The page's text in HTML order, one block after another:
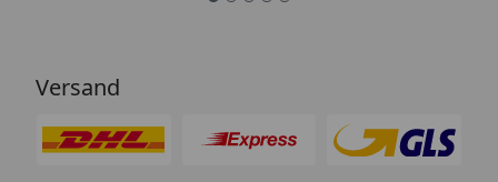
Versand